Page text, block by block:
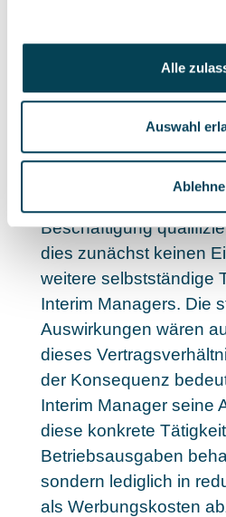
Alle
Auswahl
Manager zu erbringen
dieser zur Erfüllung
Hilfspersonen
Entscheidend für die
Einordnung der
Managers ist nicht der
die tatsächliche
Beschäftigung
dies zunächst keinen
weitere selbstständige
Interim Managers. Die
Auswirkungen wären
dieses
der Konsequenz
Interim Manager seine
diese konkrete
Betriebsausgaben
sondern lediglich in
als Werbungskosten